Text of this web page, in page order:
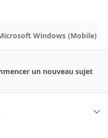
Windows (Mobile)
un nouveau sujet